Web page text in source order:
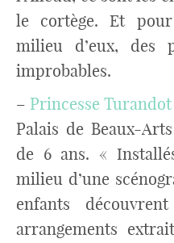
le cortège. Et
milieu d’eux, des
improbables.
– Princesse Turandot
Palais de Beaux-
de 6 ans. «
milieu d’une
enfants
arrangements